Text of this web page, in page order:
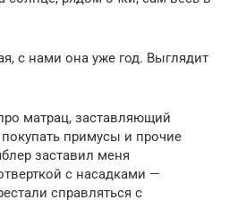
с нами она уже год. Выглядит
матрац, заставляющий
примусы и прочие
заставил меня
с насадками —
справляться с